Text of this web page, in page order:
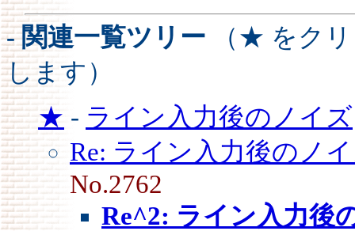
- 関連一覧ツリー （★ をク
します）
★ - ライン入力後のノイズ
Re: ライン入力後のノ
No.2762
Re^2: ライン入力後